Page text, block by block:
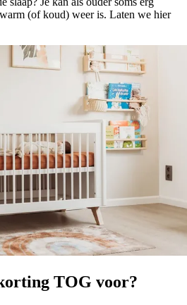
(of koud) weer is. Laten we hier
TOG voor?